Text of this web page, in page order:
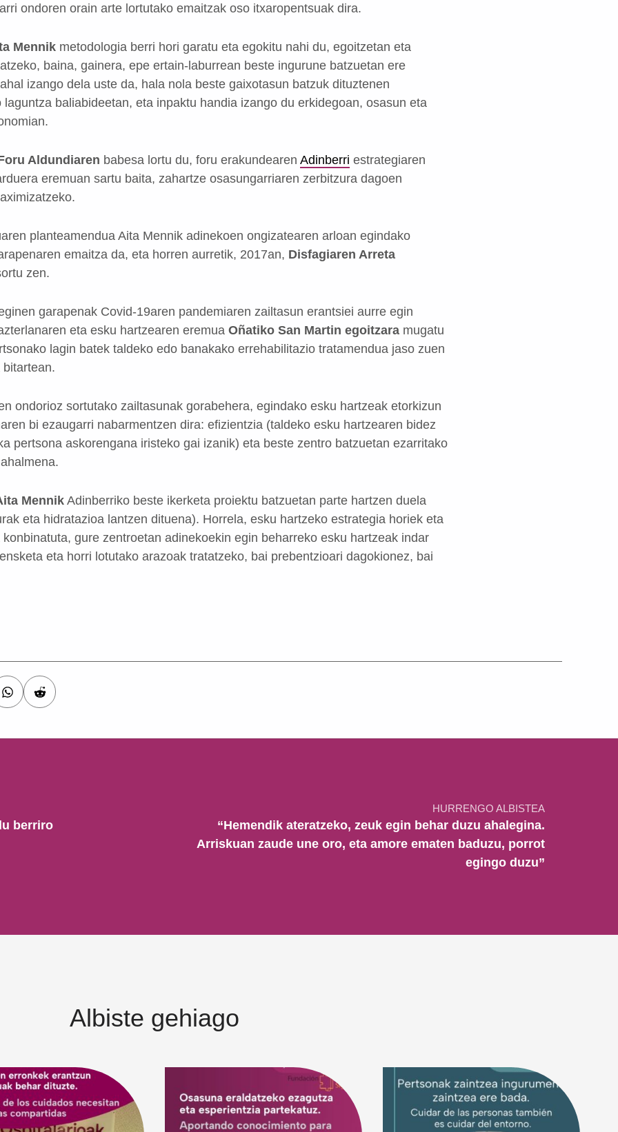
ondoren orain arte lortutako emaitzak oso itxaropentsuak dira.
Mennik metodologia berri hori garatu eta egokitu nahi du, egoitzetan eta
baina, gainera, epe ertain-laburrean beste ingurune batzuetan ere
izango dela uste da, hala nola beste gaixotasun batzuk dituztenen
baliabideetan, eta inpaktu handia izango du erkidegoan, osasun eta
Aldundiaren babesa lortu du, foru erakundearen Adinberri estrategiaren
eremuan sartu baita, zahartze osasungarriaren zerbitzura dagoen
planteamendua Aita Mennik adinekoen ongizatearen arloan egindako
emaitza da, eta horren aurretik, 2017an, Disfagiaren Arreta
zen.
garapenak Covid-19aren pandemiaren zailtasun erantsiei aurre egin
eta esku hartzearen eremua Oñatiko San Martin egoitzara mugatu
lagin batek taldeko edo banakako errehabilitazio tratamendua jaso zuen
ondorioz sortutako zailtasunak gorabehera, egindako esku hartzeak etorkizun
bi ezaugarri nabarmentzen dira: efizientzia (taldeko esku hartzearen bidez
pertsona askorengana iristeko gai izanik) eta beste zentro batzuetan ezarritako
MennikAdinberriko beste ikerketa proiektu batzuetan parte hartzen duela
eta hidratazioa lantzen dituena). Horrela, esku hartzeko estrategia horiek eta
gure zentroetan adinekoekin egin beharreko esku hartzeak indar
eta horri lotutako arazoak tratatzeko, bai prebentzioari dagokionez, bai
berriro
HURRENGO ALBISTEA
“Hemendik ateratzeko, zeuk egin behar duzu ahalegina.
Arriskuan zaude une oro, eta amore ematen baduzu, porrot
egingo duzu”
Albiste gehiago